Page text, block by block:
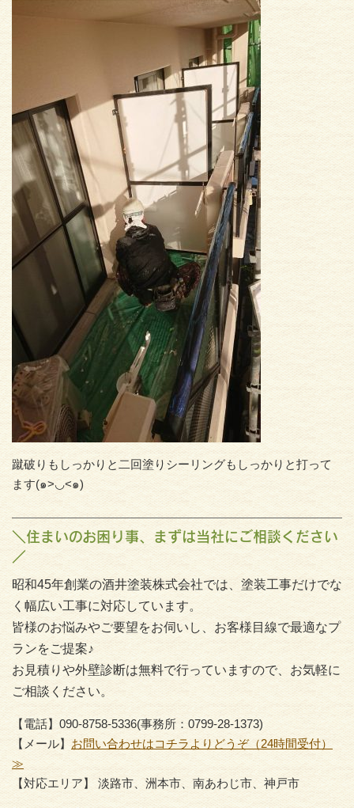
蹴破りもしっかりと二回塗りシーリングもしっかりと打って
ます(๑>◡<๑)
＼住まいのお困り事、まずは当社にご相談ください
／
昭和45年創業の酒井塗装株式会社では、塗装工事だけでな
く幅広い工事に対応しています。
皆様のお悩みやご要望をお伺いし、お客様目線で最適なプ
ランをご提案♪
お見積りや外壁診断は無料で行っていますので、お気軽に
ご相談ください。
【電話】090-8758-5336(事務所：0799-28-1373)
【メール】 お問い合わせはコチラよりどうぞ（24時間受付）
≫
【対応エリア】 淡路市、洲本市、南あわじ市、神戸市